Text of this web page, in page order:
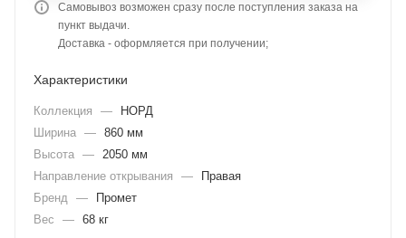
Самовывоз возможен сразу после поступления заказа на
пункт выдачи.
Доставка - оформляется при получении;
Характеристики
Коллекция —
НОРД
Ширина — 860 мм
Высота — 2050 мм
Направление открывания
—
Правая
Бренд —
Промет
Вес
— 68 кг